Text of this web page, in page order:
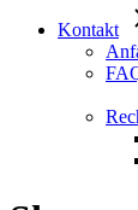
Kontakt